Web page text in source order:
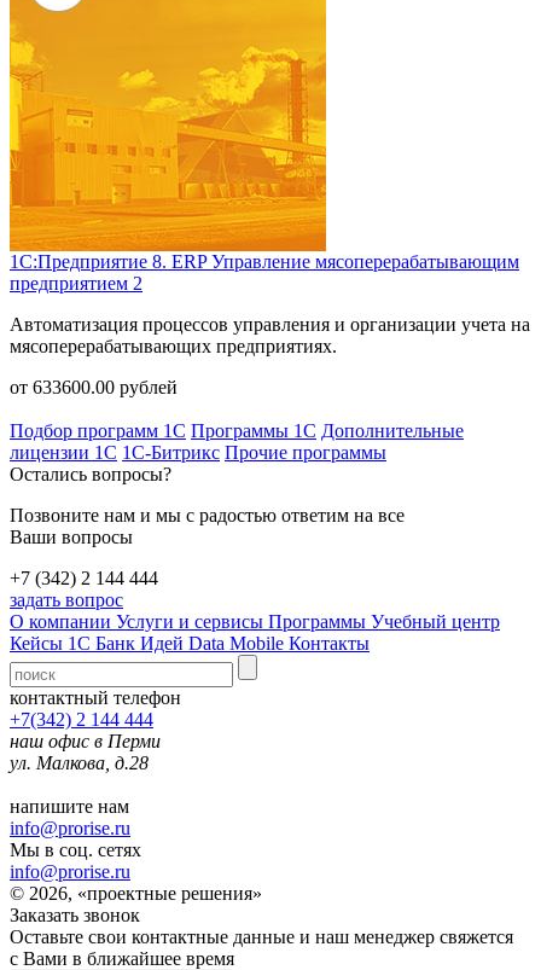
1С:Предприятие 8. ERP Управление мясоперерабатывающим
предприятием 2
Автоматизация процессов управления и организации учета на
мясоперерабатывающих предприятиях.
от 633600.00 рублей
Подбор программ 1С Программы 1С Дополнительные
лицензии 1С 1С-Битрикс Прочие программы
Остались вопросы?
Позвоните нам и мы с радостью ответим на все
Ваши вопросы
+7 (342) 2 144 444
задать вопрос
О компании Услуги и сервисы Программы Учебный центр
Кейсы 1С Банк Идей Data Mobile Контакты
контактный телефон
+7(342) 2 144 444
наш офис в Перми
ул. Малкова, д.28
напишите нам
info@prorise.ru
Мы в соц. сетях
info@prorise.ru
© 2026, «проектные решения»
Заказать звонок
Оставьте свои контактные данные и наш менеджер свяжется
с Вами в ближайшее время